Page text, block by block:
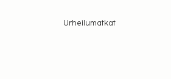
Urheilumatkat